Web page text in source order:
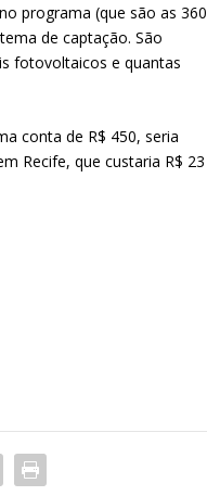
programa (que são as 360
de captação. São
fotovoltaicos e quantas
conta de R$ 450, seria
Recife, que custaria R$ 23